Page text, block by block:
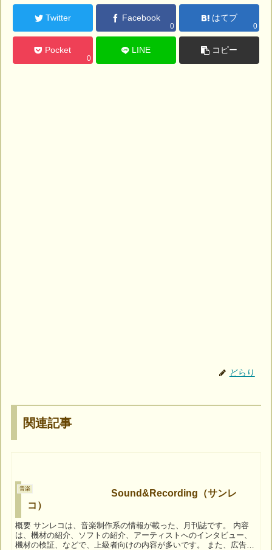
Twitter Facebook
0
はてブ
0
Pocket
0
LINE コピー
どらり
関連記事
音楽
Sound&Recording（サンレ
コ）
概要 サンレコは、音楽制作系の情報が載った、月刊誌です。 内容
は、機材の紹介、ソフトの紹介、アーティストへのインタビュー、
機材の検証、などで、上級者向けの内容が多いです。 また、広告も